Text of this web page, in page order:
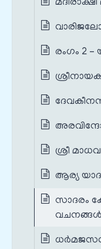
രംഗം 2
ശ്രീ
ആര്യ
സാദരം
വചനങ്ങൾ